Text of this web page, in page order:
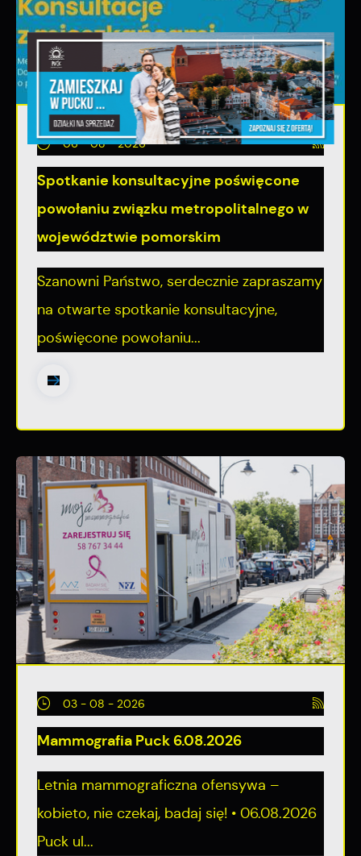
06 - 08 - 2026
Spotkanie konsultacyjne poświęcone
powołaniu związku metropolitalnego w
województwie pomorskim
Szanowni Państwo, serdecznie zapraszamy
na otwarte spotkanie konsultacyjne,
poświęcone powołaniu...
03 - 08 - 2026
Mammografia Puck 6.08.2026
Letnia mammograficzna ofensywa –
kobieto, nie czekaj, badaj się! • 06.08.2026
Puck ul...